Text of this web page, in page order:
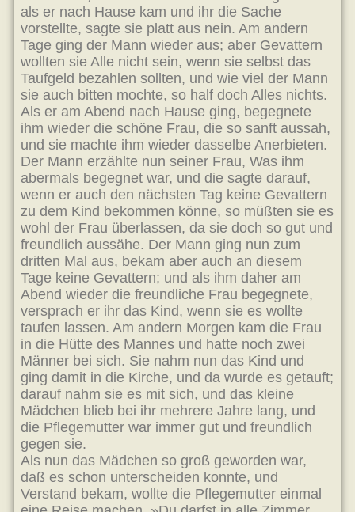
als er nach Hause kam und ihr die Sache
vorstellte, sagte sie platt aus nein. Am andern
Tage ging der Mann wieder aus; aber Gevattern
wollten sie Alle nicht sein, wenn sie selbst das
Taufgeld bezahlen sollten, und wie viel der Mann
sie auch bitten mochte, so half doch Alles nichts.
Als er am Abend nach Hause ging, begegnete
ihm wieder die schöne Frau, die so sanft aussah,
und sie machte ihm wieder dasselbe Anerbieten.
Der Mann erzählte nun seiner Frau, Was ihm
abermals begegnet war, und die sagte darauf,
wenn er auch den nächsten Tag keine Gevattern
zu dem Kind bekommen könne, so müßten sie es
wohl der Frau überlassen, da sie doch so gut und
freundlich aussähe. Der Mann ging nun zum
dritten Mal aus, bekam aber auch an diesem
Tage keine Gevattern; und als ihm daher am
Abend wieder die freundliche Frau begegnete,
versprach er ihr das Kind, wenn sie es wollte
taufen lassen. Am andern Morgen kam die Frau
in die Hütte des Mannes und hatte noch zwei
Männer bei sich. Sie nahm nun das Kind und
ging damit in die Kirche, und da wurde es getauft;
darauf nahm sie es mit sich, und das kleine
Mädchen blieb bei ihr mehrere Jahre lang, und
die Pflegemutter war immer gut und freundlich
gegen sie.
Als nun das Mädchen so groß geworden war,
daß es schon unterscheiden konnte, und
Verstand bekam, wollte die Pflegemutter einmal